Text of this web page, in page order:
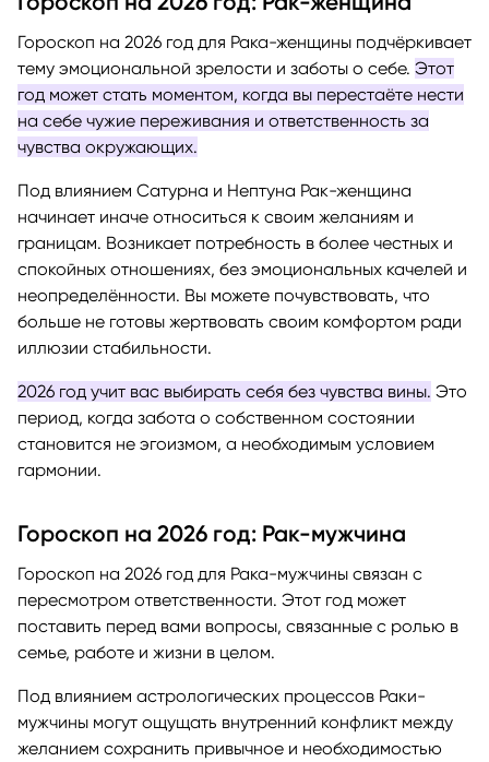
Гороскоп на 2026 год для Рака-женщины подчёркивает
тему эмоциональной зрелости и заботы о себе. Этот
год может стать моментом, когда вы перестаёте нести
на себе чужие переживания и ответственность за
чувства окружающих.
Под влиянием Сатурна и Нептуна Рак-женщина
начинает иначе относиться к своим желаниям и
границам. Возникает потребность в более честных и
спокойных отношениях, без эмоциональных качелей и
неопределённости. Вы можете почувствовать, что
больше не готовы жертвовать своим комфортом ради
иллюзии стабильности.
2026 год учит вас выбирать себя без чувства вины. Это
период, когда забота о собственном состоянии
становится не эгоизмом, а необходимым условием
гармонии.
Гороскоп на 2026 год: Рак-мужчина
Гороскоп на 2026 год для Рака-мужчины связан с
пересмотром ответственности. Этот год может
поставить перед вами вопросы, связанные с ролью в
семье, работе и жизни в целом.
Под влиянием астрологических процессов Раки-
мужчины могут ощущать внутренний конфликт между
желанием сохранить привычное и необходимостью